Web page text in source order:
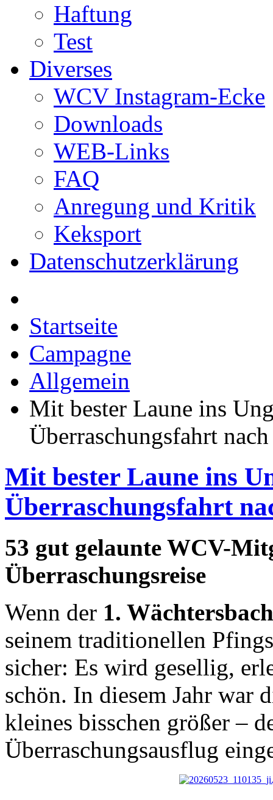
Haftung
Test
Diverses
WCV Instagram-Ecke
Downloads
WEB-Links
FAQ
Anregung und Kritik
Keksport
Datenschutzerklärung
Startseite
Campagne
Allgemein
Mit bester Laune ins
Überraschungsfahrt
Mit bester Laune ins
Überraschungsfahrt
53 gut gelaunte WCV-
Überraschungsreise
Wenn der 1.
seinem traditionellen
sicher: Es wird gesellig,
schön. In diesem Jahr war
kleines bisschen größer –
Überraschungsausflug